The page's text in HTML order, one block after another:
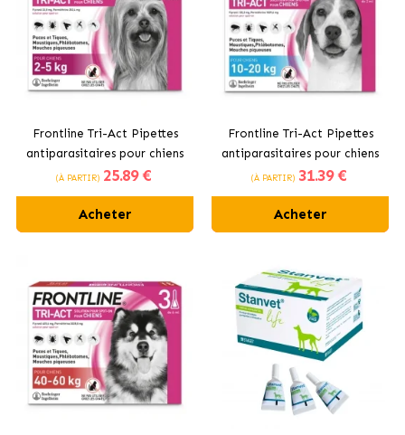
Frontline Tri-Act Pipettes
antiparasitaires pour chiens
mini
(À PARTIR) 25.89 €
Acheter
Frontline Tri-Act Pipettes
antiparasitaires pour chiens
de taille moyenne 10-20 kg
(À PARTIR) 31.39 €
Acheter